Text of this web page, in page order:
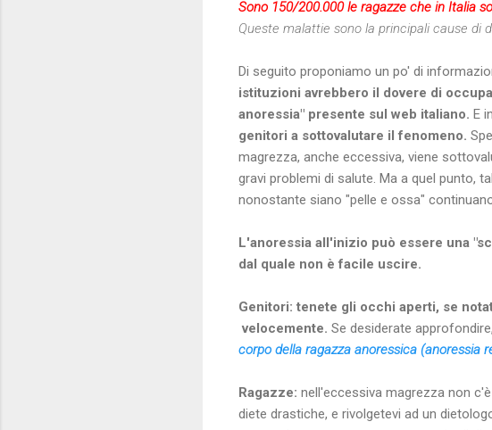
Sono 150/200.000 le ragazze che in Italia
Queste malattie sono la principali cause di
Di seguito proponiamo un po' di
istituzioni avrebbero il dovere di
anoressia" presente sul web italiano. E
genitori a sottovalutare il fenomeno.
magrezza, anche eccessiva, viene
gravi problemi di salute. Ma a quel punto,
nonostante siano "pelle e ossa"
L'anoressia all'inizio può essere una
dal quale non è facile uscire.
Genitori: tenete gli occhi aperti, se
velocemente. Se desiderate
corpo della ragazza anoressica (anoressia
Ragazze: nell'eccessiva magrezza non
diete drastiche, e rivolgetevi ad un